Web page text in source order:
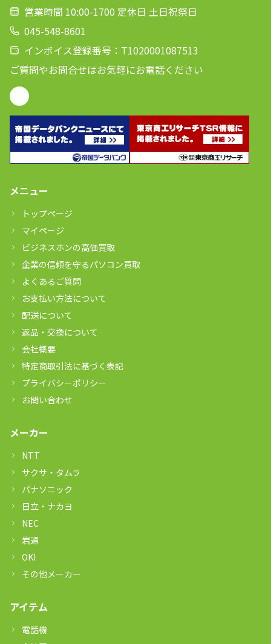
営業時間 10:00-1700 定休日 土日祝祭日
045-548-8601
インボイス登録番号：T1020001087513
ご質問やお問合せはお気軽にお電話ください
メニュー
トップページ
マイページ
ビジネスホンの高価買取
企業の信頼を守るパソコン買取
よくあるご質問
お支払い方法について
配送について
返品・交換について
会社概要
特定商取引法に基づく表記
プライバシーポリシー
お問い合わせ
メーカー
NTT
サクサ・タムラ
パナソニック
日立・ナカヨ
NEC
岩通
OKI
その他メーカー
アイテム
電話機